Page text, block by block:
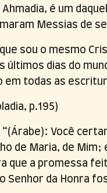
é um
Messias de
sou o mesmo
últimos dias do
em todas as
p.195)
Você
de Maria, de Mim;
que a promessa
Senhor da Honra